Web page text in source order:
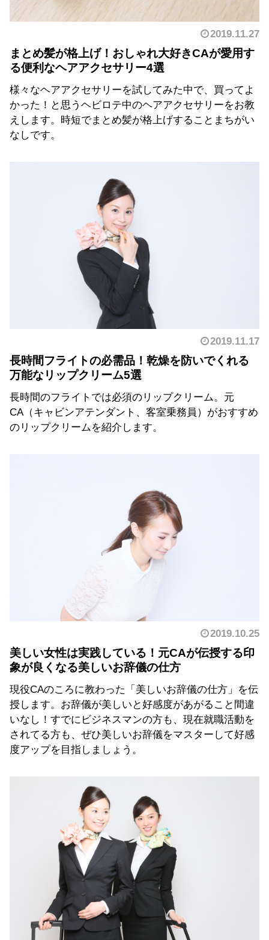
2019.11.27
まとめ髪が格上げ！おしゃれ大好きCAが愛用す
る便利なヘアアクセサリー4選
様々なヘアアクセサリーを試してみた中で、買ってよ
かった！と思うヘビロテ中のヘアアクセサリーをお教
えします。時短でまとめ髪が格上げすることまちがい
なしです。
2019.11.17
長時間フライトの必需品！乾燥を防いでくれる
万能なリップクリーム5選
長時間のフライトでは必須のリップクリーム。元
CA（キャビンアテンダント、客室乗務員）がおすすめ
のリップクリームを紹介します。
2019.10.25
美しい女性は実践している！元CAが伝授する印
象が良くなる美しいお辞儀の仕方
現役CAのころに教わった「美しいお辞儀の仕方」を伝
授します。お辞儀が美しいと好感度があがること間違
いなし！すでにビジネスマンの方も、現在就職活動を
されてる方も、ぜひ美しいお辞儀をマスターして好感
度アップを目指しましょう。